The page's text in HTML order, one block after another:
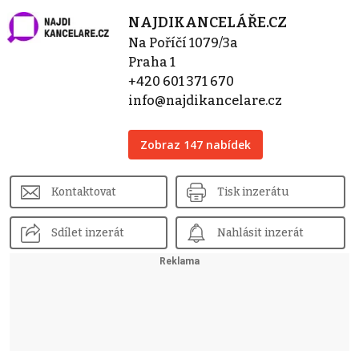
NAJDIKANCELÁŘE.CZ
Na Poříčí 1079/3a
Praha 1
+420 601 371 670
info@najdikancelare.cz
Zobraz 147 nabídek
Kontaktovat Tisk inzerátu
Sdílet inzerát Nahlásit inzerát